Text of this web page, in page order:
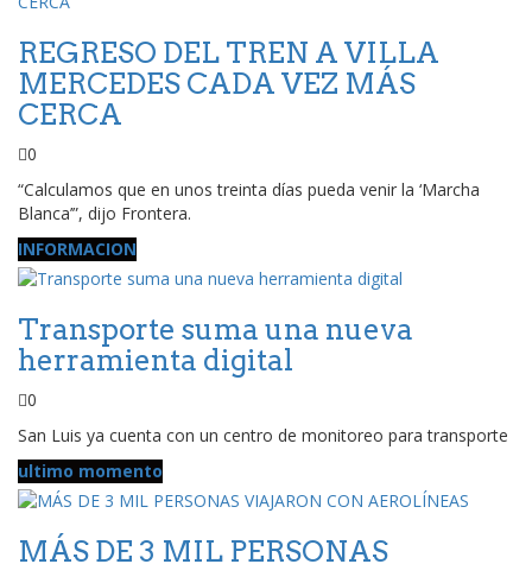
REGRESO DEL TREN A VILLA
MERCEDES CADA VEZ MÁS
CERCA
0
“Calculamos que en unos treinta días pueda venir la ‘Marcha
Blanca’”, dijo Frontera.
INFORMACION
Transporte suma una nueva
herramienta digital
0
San Luis ya cuenta con un centro de monitoreo para transporte
ultimo momento
MÁS DE 3 MIL PERSONAS